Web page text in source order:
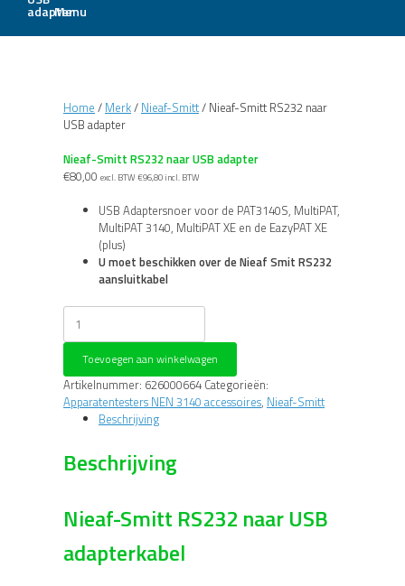
Menu
Home / Merk/ Nieaf-Smitt/ Nieaf-Smitt RS232 naar
USB adapter
Nieaf-Smitt RS232 naar USB adapter
€80,00 excl. BTW €96,80 incl. BTW
USB Adaptersnoer voor de PAT3140S, MultiPAT,
MultiPAT 3140, MultiPAT XE en de EazyPAT XE
(plus)
U moet beschikken over de Nieaf Smit RS232
aansluitkabel
Nieaf-
Smitt
RS232
USB
adapter
aantal
Toevoegen aan winkelwagen
Artikelnummer: 626000664 Categorieën:
Apparatentesters NEN 3140 accessoires, Nieaf-Smitt
Beschrijving
Beschrijving
Nieaf-Smitt RS232 naar USB
adapterkabel